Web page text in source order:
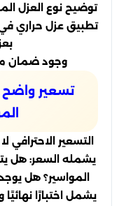
توضيح نوع العزل
تطبيق عزل حراري
وجود ضمان
تسعير واضح
التسعير
يشمله السعر: هل
المواسير؟ هل
يشمل اختبارًا